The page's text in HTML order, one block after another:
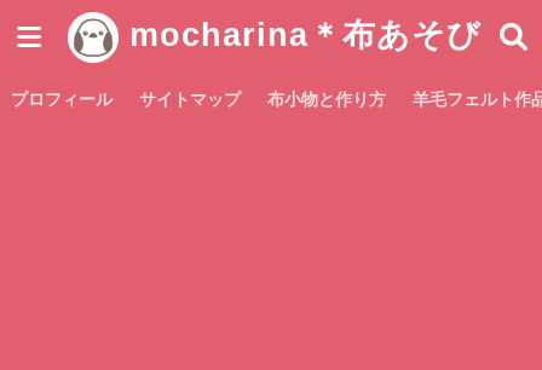
mocharina＊布あそび
プロフィール サイトマップ 布小物と作り方 羊毛フェルト作